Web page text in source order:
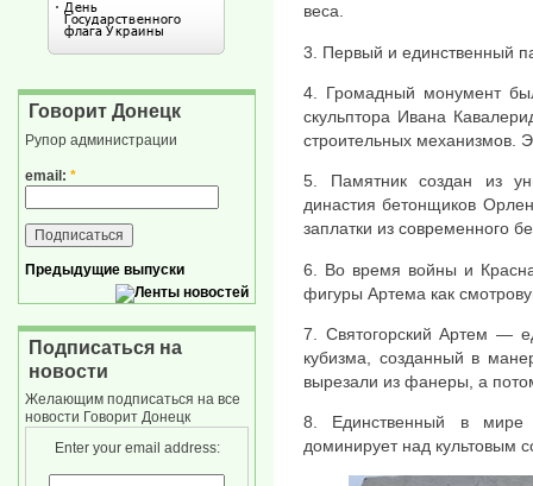
веса.
3. Первый и единственный
4. Громадный монумент
скульптора Ивана
строительных механизмов.
5. Памятник создан из
династия бетонщиков
заплатки из современного
6. Во время войны и
фигуры Артема как
7. Святогорский Артем —
кубизма, созданный в
вырезали из фанеры, а
8. Единственный в мире
доминирует над культовым
Говорит Донецк
Рупор администрации
email: *
Предыдущие выпуски
Подписаться на
новости
Желающим подписаться на все
новости Говорит Донецк
Enter your email address: